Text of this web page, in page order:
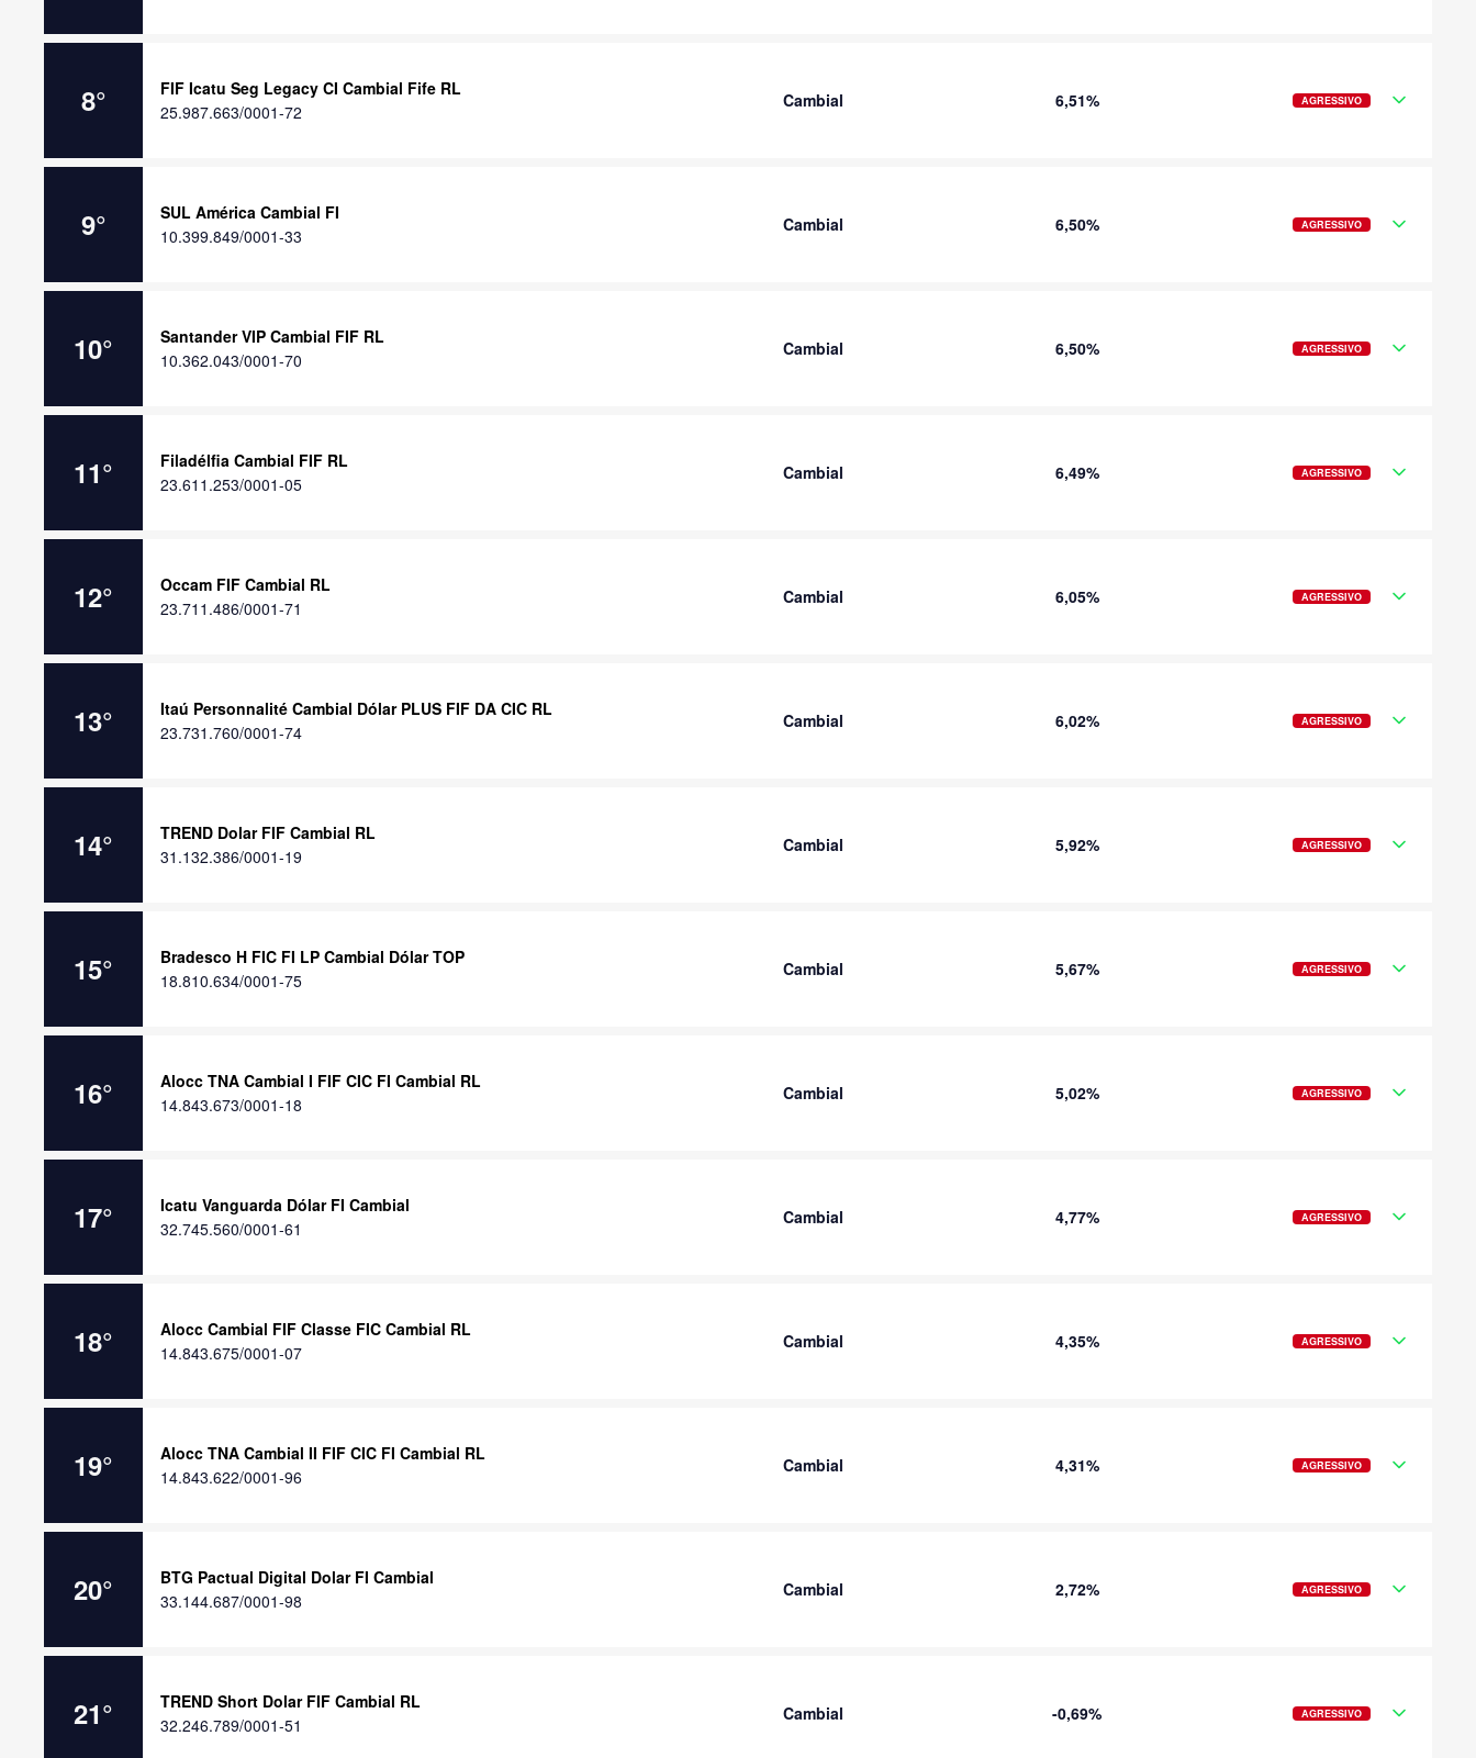
8°
FIF Icatu Seg Legacy CI Cambial Fife RL
25.987.663/0001-72
Cambial 6,51% AGRESSIVO
9°
SUL América Cambial FI
10.399.849/0001-33
Cambial 6,50% AGRESSIVO
10°
Santander VIP Cambial FIF RL
10.362.043/0001-70
Cambial 6,50% AGRESSIVO
11°
Filadélfia Cambial FIF RL
23.611.253/0001-05
Cambial 6,49% AGRESSIVO
12°
Occam FIF Cambial RL
23.711.486/0001-71
Cambial 6,05% AGRESSIVO
13°
Itaú Personnalité Cambial Dólar PLUS FIF DA CIC RL
23.731.760/0001-74
Cambial 6,02% AGRESSIVO
14°
TREND Dolar FIF Cambial RL
31.132.386/0001-19
Cambial 5,92% AGRESSIVO
15°
Bradesco H FIC FI LP Cambial Dólar TOP
18.810.634/0001-75
Cambial 5,67% AGRESSIVO
16°
Alocc TNA Cambial I FIF CIC FI Cambial RL
14.843.673/0001-18
Cambial 5,02% AGRESSIVO
17°
Icatu Vanguarda Dólar FI Cambial
32.745.560/0001-61
Cambial 4,77% AGRESSIVO
18°
Alocc Cambial FIF Classe FIC Cambial RL
14.843.675/0001-07
Cambial 4,35% AGRESSIVO
19°
Alocc TNA Cambial II FIF CIC FI Cambial RL
14.843.622/0001-96
Cambial 4,31% AGRESSIVO
20°
BTG Pactual Digital Dolar FI Cambial
33.144.687/0001-98
Cambial 2,72% AGRESSIVO
21°
TREND Short Dolar FIF Cambial RL
32.246.789/0001-51
Cambial -0,69% AGRESSIVO